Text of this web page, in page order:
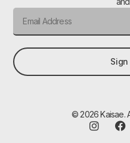
© 2026 Kaisae.